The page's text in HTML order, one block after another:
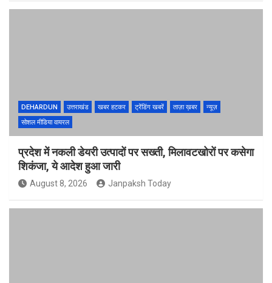
DEHARDUN उत्तराखंड खबर हटकर ट्रेंडिंग खबरें ताज़ा ख़बर
न्यूज़
सोशल मीडिया वायरल
प्रदेश में नकली डेयरी उत्पादों पर सख्ती, मिलावटखोरों पर कसेगा
शिकंजा, ये आदेश हुआ जारी
August 8, 2026 Janpaksh Today